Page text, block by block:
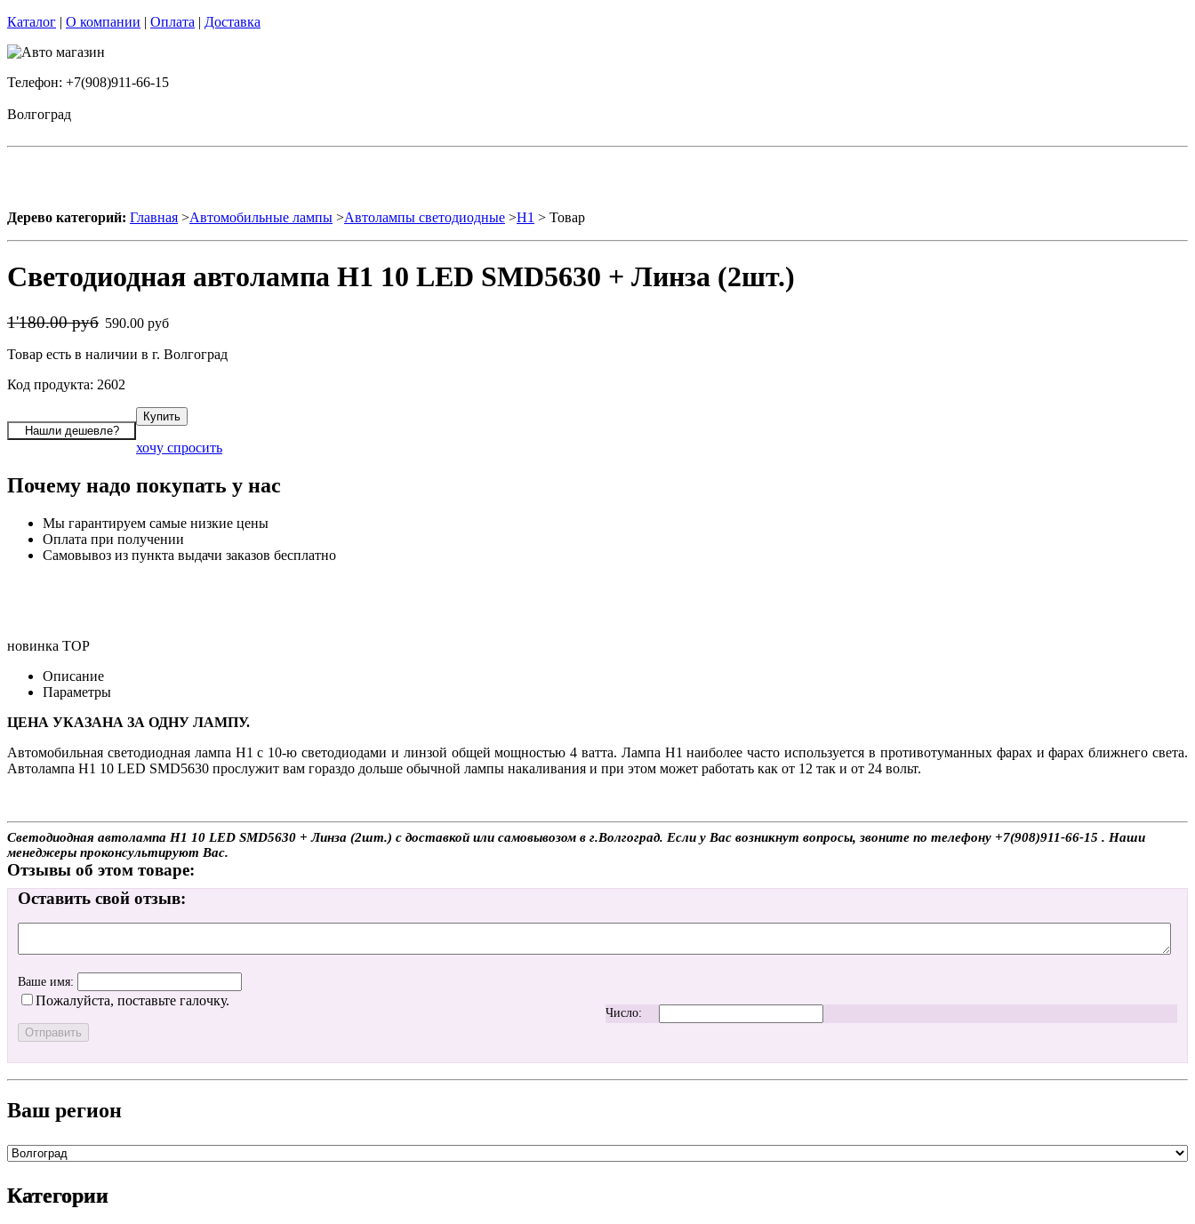
Каталог | О компании | Оплата | Доставка
Телефон: +7(908)911-66-15
Волгоград
Дерево категорий: Главная >Автомобильные лампы >Автолампы светодиодные >H1 > Товар
Светодиодная автолампа H1 10 LED SMD5630 + Линза (2шт.)
1'180.00 руб 590.00 руб
Товар есть в наличии в г. Волгоград
Код продукта: 2602
хочу спросить
Почему надо покупать у нас
Мы гарантируем самые низкие цены
Оплата при получении
Самовывоз из пункта выдачи заказов бесплатно
новинка TOP
Описание
Параметры
ЦЕНА УКАЗАНА ЗА ОДНУ ЛАМПУ.
Автомобильная светодиодная лампа H1 с 10-ю светодиодами и линзой общей мощностью 4 ваттa. Лампа H1 наиболее часто используется в противотуманных фарах и фарах ближнего света.
Автолампа H1 10 LED SMD5630 прослужит вам гораздо дольше обычной лампы накаливания и при этом может работать как от 12 так и от 24 вольт.
Светодиодная автолампа H1 10 LED SMD5630 + Линза (2шт.) с доставкой или самовывозом в г.Волгоград. Если у Вас возникнут вопросы, звоните по телефону +7(908)911-66-15 . Наши
менеджеры проконсультируют Вас.
Отзывы об этом товаре:
Оставить свой отзыв:
Ваше имя:
Пожалуйста, поставьте галочку.
Число:
Ваш регион
Категории